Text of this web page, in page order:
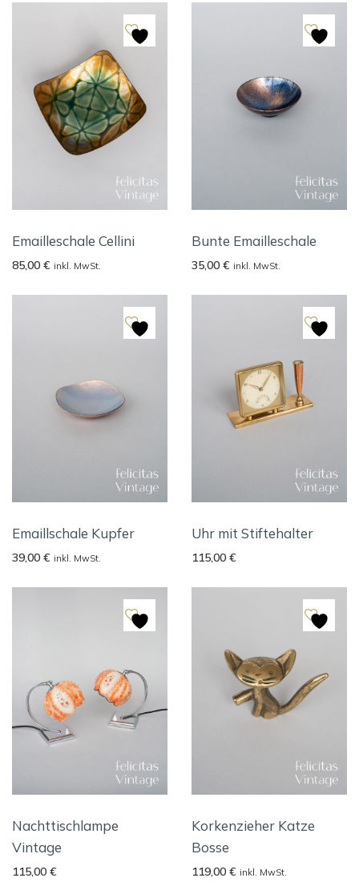
Emailleschale Cellini
85,00 € inkl. MwSt.
Bunte Emailleschale
35,00 € inkl. MwSt.
Emaillschale Kupfer
39,00 € inkl. MwSt.
Uhr mit Stiftehalter
115,00 €
Nachttischlampe
Vintage
115,00 €
Korkenzieher Katze
Bosse
119,00 € inkl. MwSt.